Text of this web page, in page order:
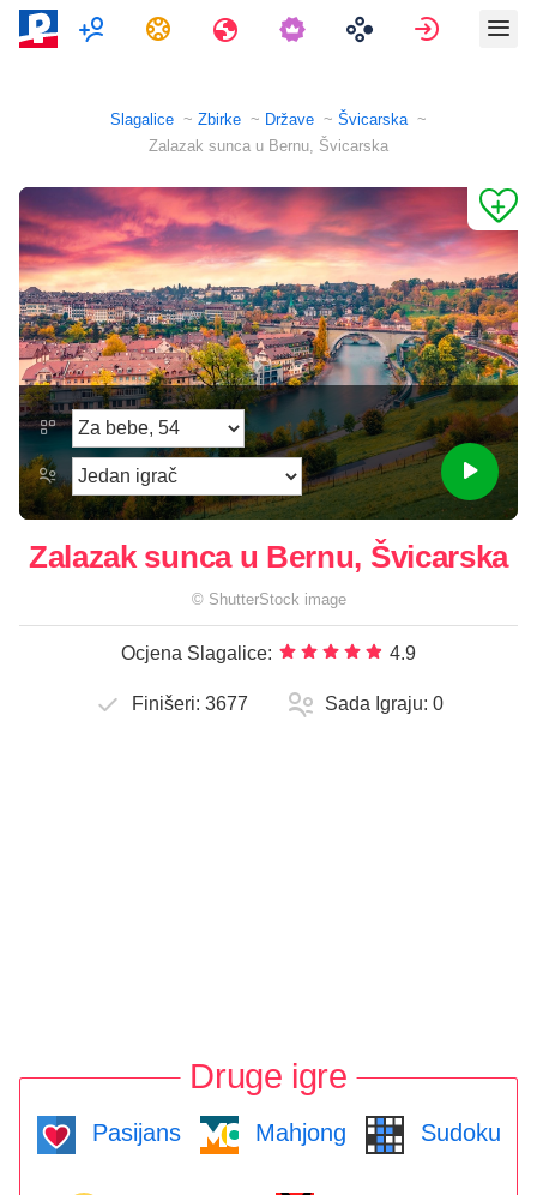
Više IgračaZadaci Putovanja Prijava
Slagalice Zbirke Države
Švicarska
Zalazak sunca u Bernu, Švicarska
Zalazak sunca u Bernu, Švicarska
© ShutterStock image
Ocjena Slagalice: 4.9
Finišeri: 3677 Sada Igraju: 0
Druge igre
Pasijans Mahjong Sudoku